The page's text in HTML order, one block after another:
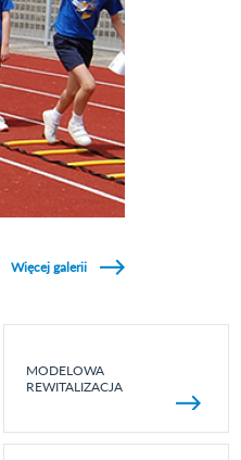
Więcej galerii
MODELOWA
REWITALIZACJA